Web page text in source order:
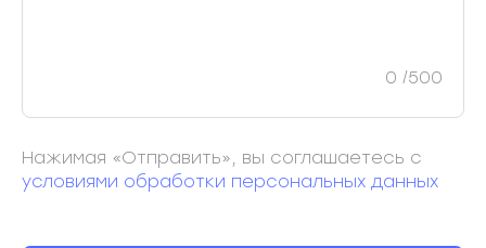
0 /500
Нажимая «Отправить», вы соглашаетесь с
условиями обработки персональных данных